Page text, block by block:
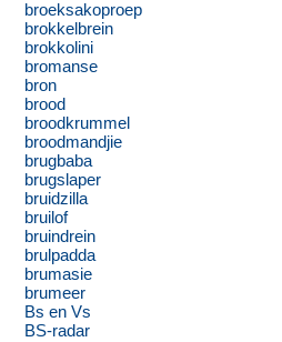
broeksakoproep
brokkelbrein
brokkolini
bromanse
bron
brood
broodkrummel
broodmandjie
brugbaba
brugslaper
bruidzilla
bruilof
bruindrein
brulpadda
brumasie
brumeer
Bs en Vs
BS-radar